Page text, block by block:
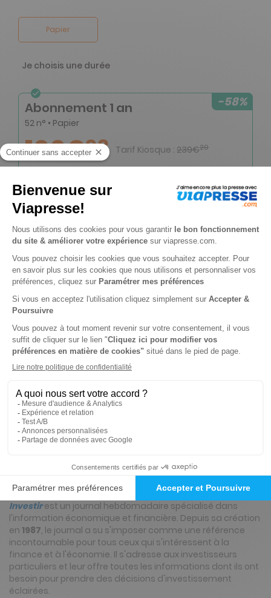
Papier
Je choisis une durée
-58%
Abonnement 1 an
52 n° • Papier
100€98 Tarif Kiosque : 239€20
Renouvellement à date d’anniversaire
-44%
Abonnement 6 mois
26 n° • Papier
56€95 Tarif Kiosque :101€40
Tarif France métropolitaine
Abonnement Durée libre
Papier
1€95 Tarif Kiosque :
Prix par n° pendant 6 mois, puis 3 € par n°
Tarif France métropolitaine
Investir: le journal de l'information économique et
financière
Investir est un journal hebdomadaire spécialisé dans
l'information économique et financière. Depuis sa création
en 1987, le journal a su s'imposer comme une référence
incontournable pour tous ceux qui s'intéressent à la
finance et à l'économie. Il s'adresse aux investisseurs
particuliers et leur offre toutes les informations dont ils ont
besoin pour prendre des décisions d'investissement
éclairées.